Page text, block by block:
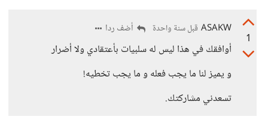
1
ASAKW قبل سنة واحدة أضف ردا
أوافقك في هذا ليس له سلبيات بأعتقادي ولا أضرار
و يميز لنا ما يجب فعله و ما يجب تخطيه!
تسعدني مشاركتك.